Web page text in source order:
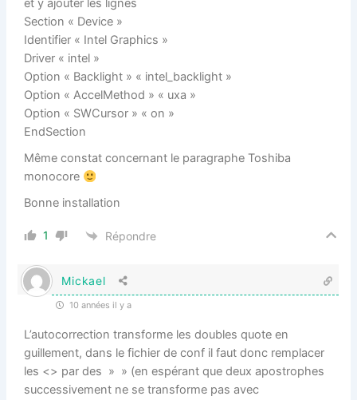
et y ajouter les lignes
Section « Device »
Identifier « Intel Graphics »
Driver « intel »
Option « Backlight » « intel_backlight »
Option « AccelMethod » « uxa »
Option « SWCursor » « on »
EndSection
Même constat concernant le paragraphe Toshiba
monocore
Bonne installation
1 Répondre
Mickael
10 années il y a
L’autocorrection transforme les doubles quote en
guillement, dans le fichier de conf il faut donc remplacer
les <> par des » » (en espérant que deux apostrophes
successivement ne se transforme pas avec